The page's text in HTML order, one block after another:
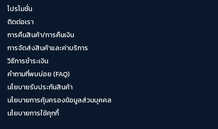
โปรโมชั่น
ติดต่อเรา
การคืนสินค้า/การคืนเงิน
การจัดส่งสินค้าและค่าบริการ
วิธีการชำระเงิน
คำถามที่พบบ่อย (FAQ)
นโยบายรับประกันสินค้า
นโยบายการคุ้มครองข้อมูลส่วนบุคคล
นโยบายการใช้คุกกี้